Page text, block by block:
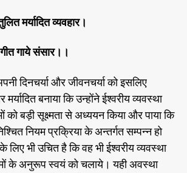
मर्यादित व्यवहार।
गीत गाये संसार।।
दिनचर्या और जीवनचर्या को इसलिए
बनाया कि उन्होंने ईश्वरीय व्यवस्था
को बड़ी सूक्ष्मता से अध्ययन किया और पाया कि
नियम प्रक्रिया के अन्तर्गत सम्पन्न हो
भी उचित है कि वह भी ईश्वरीय व्यवस्था
के अनुरूप स्वयं को चलाये। यही अवस्था